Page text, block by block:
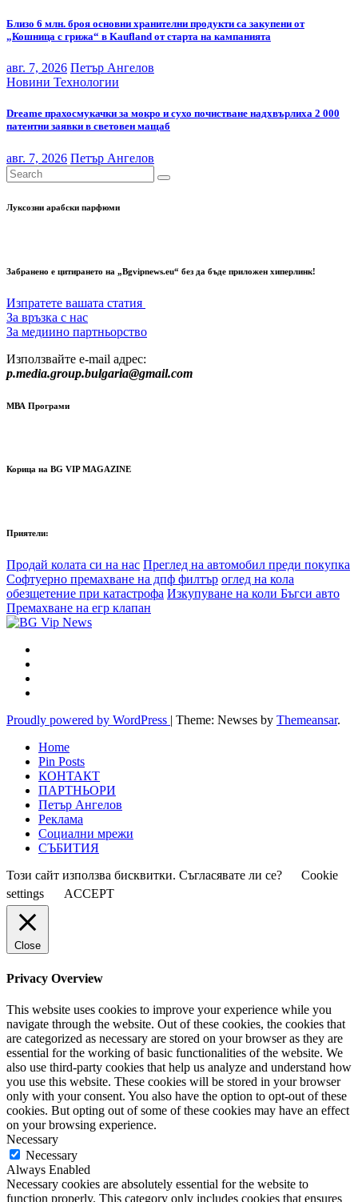
Близо 6 млн. броя основни хранителни продукти са закупени от
„Кошница с грижа“ в Kaufland от старта на кампанията
авг. 7, 2026 Петър Ангелов
Новини Технологии
Dreame прахосмукачки за мокро и сухо почистване надхвърлиха 2 000
патентни заявки в световен мащаб
авг. 7, 2026 Петър Ангелов
Луксозни арабски парфюми
Забранено е цитирането на „Bgvipnews.eu“ без да бъде приложен хиперлинк!
Изпратете вашата статия
За връзка с нас
За медиино партньорство
Използвайте e-mail адрес:
p.media.group.bulgaria@gmail.com
МВА Програми
Корица на BG VIP MAGAZINE
Приятели:
Продай колата си на нас Преглед на автомобил преди покупка
Софтуерно премахване на дпф филтър оглед на кола
обезщетение при катастрофа Изкупуване на коли Бъгси авто
Премахване на егр клапан
Proudly powered by WordPress | Theme: Newses by Themeansar.
Home
Pin Posts
КОНТАКТ
ПАРТНЬОРИ
Петър Ангелов
Реклама
Социални мрежи
СЪБИТИЯ
Този сайт използва бисквитки. Съгласявате ли се?
Cookie
settings
ACCEPT
Close
Privacy Overview
This website uses cookies to improve your experience while you
navigate through the website. Out of these cookies, the cookies that
are categorized as necessary are stored on your browser as they are
essential for the working of basic functionalities of the website. We
also use third-party cookies that help us analyze and understand how
you use this website. These cookies will be stored in your browser
only with your consent. You also have the option to opt-out of these
cookies. But opting out of some of these cookies may have an effect
on your browsing experience.
Necessary
Necessary
Always Enabled
Necessary cookies are absolutely essential for the website to
function properly. This category only includes cookies that ensures